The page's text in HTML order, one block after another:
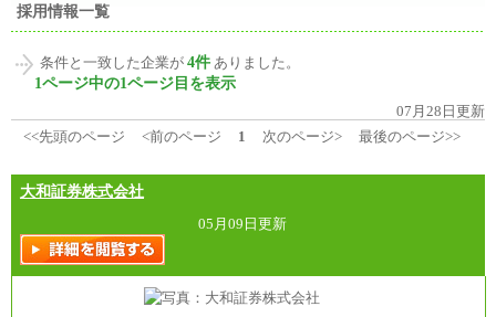
採用情報一覧
条件と一致した企業が 4件 ありました。
1ページ中の1ページ目を表示
07月28日更新
<<先頭のページ
<前のページ 1 次のページ> 最後のページ>>
大和証券株式会社
05月09日更新